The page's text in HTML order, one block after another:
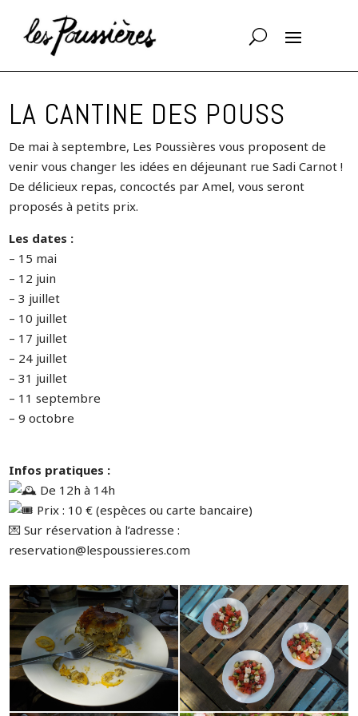
LA CANTINE DES POUSS
De mai à septembre, Les Poussières vous proposent de
venir vous changer les idées en déjeunant rue Sadi Carnot !
De délicieux repas, concoctés par Amel, vous seront
proposés à petits prix.
Les dates :
– 15 mai
– 12 juin
– 3 juillet
– 10 juillet
– 17 juillet
– 24 juillet
– 31 juillet
– 11 septembre
– 9 octobre
Infos pratiques :
De 12h à 14h
Prix : 10 € (espèces ou carte bancaire)
💌 Sur réservation à l’adresse :
reservation@lespoussieres.com